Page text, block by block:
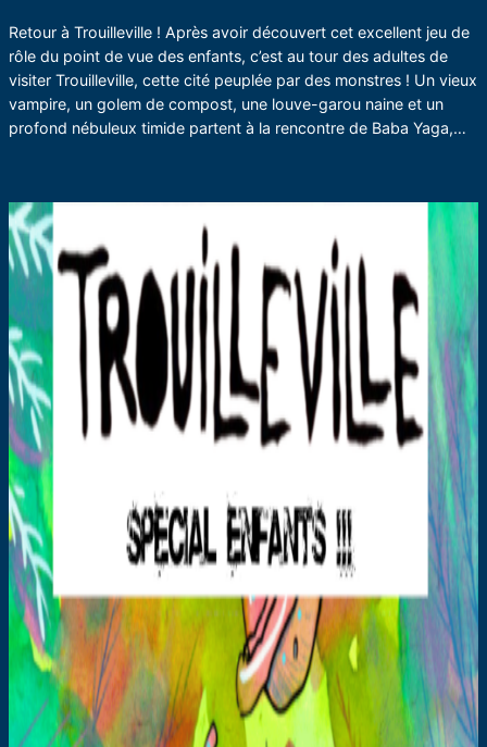
Retour à Trouilleville ! Après avoir découvert cet excellent jeu de
rôle du point de vue des enfants, c’est au tour des adultes de
visiter Trouilleville, cette cité peuplée par des monstres ! Un vieux
vampire, un golem de compost, une louve-garou naine et un
profond nébuleux timide partent à la rencontre de Baba Yaga,…